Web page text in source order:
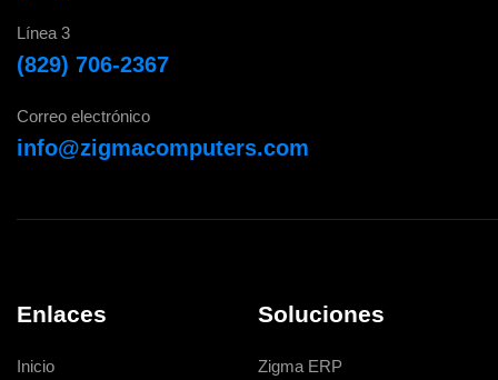
Línea 3
(829) 706-2367
Correo electrónico
info@zigmacomputers.com
Enlaces
Inicio
Soluciones
Zigma ERP